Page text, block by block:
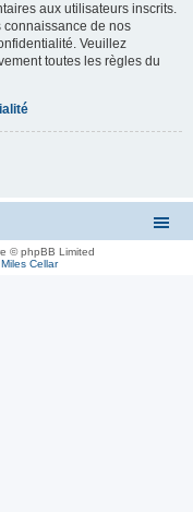
aux utilisateurs inscrits.
connaissance de nos
Veuillez
toutes les règles du
© phpBB Limited
Miles Cellar